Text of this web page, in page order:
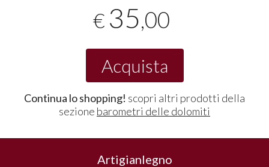
€ 35,00
Acquista
Continua lo shopping! scopri altri prodotti della
sezione barometri delle dolomiti
Artigianlegno